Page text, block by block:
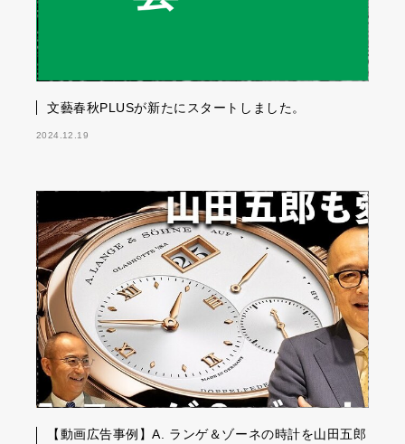
文藝春秋PLUSが新たにスタートしました。
2024.12.19
【動画広告事例】A. ランゲ＆ゾーネの時計を山田五郎